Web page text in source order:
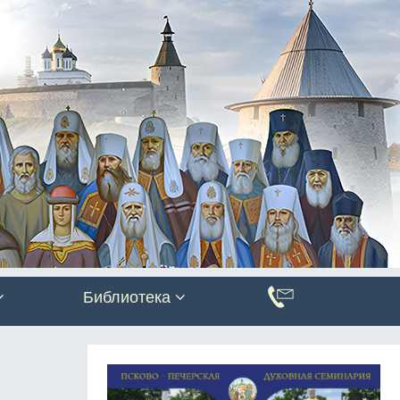
Библиотека